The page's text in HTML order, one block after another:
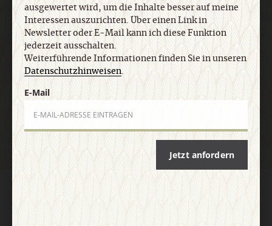
E-Mail
ausgewertet wird, um die Inhalte besser auf meine
Interessen auszurichten. Über einen Link in
Newsletter oder E-Mail kann ich diese Funktion
jederzeit ausschalten.
Weiterführende Informationen finden Sie in unseren
Datenschutzhinweisen.
E-Mail
Jetzt anfordern